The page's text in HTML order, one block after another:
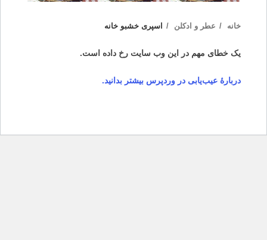
خانه عطر و ادکلن اسپری خشبو خانه
یک خطای مهم در این وب سایت رخ داده است.
دربارهٔ عیب‌یابی در وردپرس بیشتر بدانید.